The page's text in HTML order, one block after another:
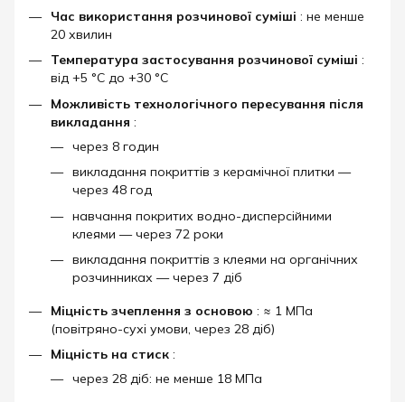
Час використання розчинової суміші : не менше
20 хвилин
Температура застосування розчинової суміші :
від +5 °C до +30 °C
Можливість технологічного пересування після
викладання :
через 8 годин
викладання покриттів з керамічної плитки —
через 48 год
навчання покритих водно-дисперсійними
клеями — через 72 роки
викладання покриттів з клеями на органічних
розчинниках — через 7 діб
Міцність зчеплення з основою : ≈ 1 МПа
(повітряно-сухі умови, через 28 діб)
Міцність на стиск :
через 28 діб: не менше 18 МПа